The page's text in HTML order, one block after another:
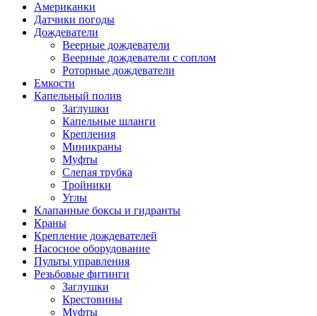
Американки
Датчики погоды
Дождеватели
Веерные дождеватели
Веерные дождеватели с соплом
Роторные дождеватели
Емкости
Капельный полив
Заглушки
Капельные шланги
Крепления
Миникраны
Муфты
Слепая трубка
Тройники
Углы
Клапанные боксы и гидранты
Краны
Крепление дождевателей
Насосное оборудование
Пульты управления
Резьбовые фитинги
Заглушки
Крестовины
Муфты